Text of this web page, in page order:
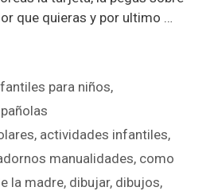
que quieras y por ultimo …
para niños,
, actividades infantiles,
manualidades, como
la madre, dibujar, dibujos,